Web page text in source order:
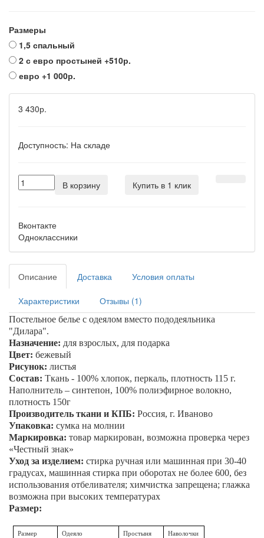
Размеры
1,5 спальный
2 с евро простыней +510р.
евро +1 000р.
3 430р.
Доступность: На складе
В корзину Купить в 1 клик
Вконтакте
Одноклассники
Описание Доставка Условия оплаты
Характеристики Отзывы (1)
Постельное белье с одеялом вместо пододеяльника
"Дилара".
Назначение: для взрослых, для подарка
Цвет: бежевый
Рисунок: листья
Состав: Ткань - 100% хлопок, перкаль, плотность 115 г.
Наполнитель – синтепон, 100% полиэфирное волокно,
плотность 150г
Производитель ткани и КПБ: Россия, г. Иваново
Упаковка: сумка на молнии
Маркировка: товар маркирован, возможна проверка через
«Честный знак»
Уход за изделием: стирка ручная или машинная при 30-40
градусах, машинная стирка при оборотах не более 600, без
использования отбеливателя; химчистка запрещена; глажка
возможна при высоких температурах
Размер:
Размер
Одеяло
Простыня
Наволочки